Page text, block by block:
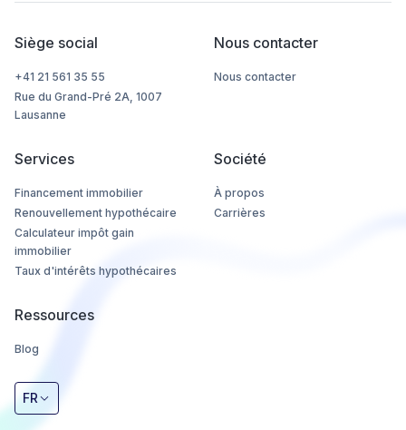
Siège social
+41 21 561 35 55
Rue du Grand-Pré 2A, 1007
Lausanne
Nous contacter
Nous contacter
Services
Financement immobilier
Renouvellement hypothécaire
Calculateur impôt gain
immobilier
Taux d'intérêts hypothécaires
Société
À propos
Carrières
Ressources
Blog
FR